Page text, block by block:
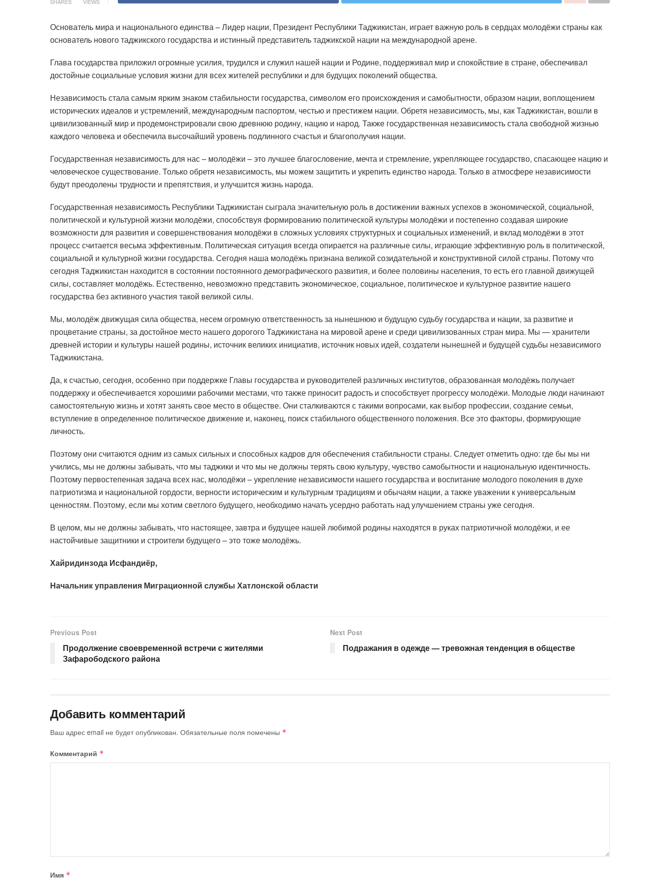
Основатель мира и национального единства – Лидер нации, Президент Республики Таджикистан, играет важную роль в сердцах молодёжи страны как
основатель нового таджикского государства и истинный представитель таджикской нации на международной арене.
Глава государства приложил огромные усилия, трудился и служил нашей нации и Родине, поддерживал мир и спокойствие в стране, обеспечивал
достойные социальные условия жизни для всех жителей республики и для будущих поколений общества.
Независимость стала самым ярким знаком стабильности государства, символом его происхождения и самобытности, образом нации, воплощением
исторических идеалов и устремлений, международным паспортом, честью и престижем нации. Обретя независимость, мы, как Таджикистан, вошли в
цивилизованный мир и продемонстрировали свою древнюю родину, нацию и народ. Также государственная независимость стала свободной жизнью
каждого человека и обеспечила высочайший уровень подлинного счастья и благополучия нации.
Государственная независимость для нас – молодёжи – это лучшее благословение, мечта и стремление, укрепляющее государство, спасающее нацию и
человеческое существование. Только обретя независимость, мы можем защитить и укрепить единство народа. Только в атмосфере независимости
будут преодолены трудности и препятствия, и улучшится жизнь народа.
Государственная независимость Республики Таджикистан сыграла значительную роль в достижении важных успехов в экономической, социальной,
политической и культурной жизни молодёжи, способствуя формированию политической культуры молодёжи и постепенно создавая широкие
возможности для развития и совершенствования молодёжи в сложных условиях структурных и социальных изменений, и вклад молодёжи в этот
процесс считается весьма эффективным. Политическая ситуация всегда опирается на различные силы, играющие эффективную роль в политической,
социальной и культурной жизни государства. Сегодня наша молодёжь признана великой созидательной и конструктивной силой страны. Потому что
сегодня Таджикистан находится в состоянии постоянного демографического развития, и более половины населения, то есть его главной движущей
силы, составляет молодёжь. Естественно, невозможно представить экономическое, социальное, политическое и культурное развитие нашего
государства без активного участия такой великой силы.
Мы, молодёж движущая сила общества, несем огромную ответственность за нынешнюю и будущую судьбу государства и нации, за развитие и
процветание страны, за достойное место нашего дорогого Таджикистана на мировой арене и среди цивилизованных стран мира. Мы — хранители
древней истории и культуры нашей родины, источник великих инициатив, источник новых идей, создатели нынешней и будущей судьбы независимого
Таджикистана.
Да, к счастью, сегодня, особенно при поддержке Главы государства и руководителей различных институтов, образованная молодёжь получает
поддержку и обеспечивается хорошими рабочими местами, что также приносит радость и способствует прогрессу молодёжи. Молодые люди начинают
самостоятельную жизнь и хотят занять свое место в обществе. Они сталкиваются с такими вопросами, как выбор профессии, создание семьи,
вступление в определенное политическое движение и, наконец, поиск стабильного общественного положения. Все это факторы, формирующие
личность.
Поэтому они считаются одним из самых сильных и способных кадров для обеспечения стабильности страны. Следует отметить одно: где бы мы ни
учились, мы не должны забывать, что мы таджики и что мы не должны терять свою культуру, чувство самобытности и национальную идентичность.
Поэтому первостепенная задача всех нас, молодёжи – укрепление независимости нашего государства и воспитание молодого поколения в духе
патриотизма и национальной гордости, верности историческим и культурным традициям и обычаям нации, а также уважении к универсальным
ценностям. Поэтому, если мы хотим светлого будущего, необходимо начать усердно работать над улучшением страны уже сегодня.
В целом, мы не должны забывать, что настоящее, завтра и будущее нашей любимой родины находятся в руках патриотичной молодёжи, и ее
настойчивые защитники и строители будущего – это тоже молодёжь.
Хайридинзода Исфандиёр,
Начальник управления Миграционной службы Хатлонской области
Previous Post
Продолжение своевременной встречи с жителями
Зафарободского района
Next Post
Подражания в одежде — тревожная тенденция в обществе
Добавить комментарий
Ваш адрес email не будет опубликован. Обязательные поля помечены *
Комментарий *
Имя *